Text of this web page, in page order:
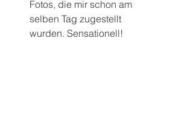
Fotos, die mir schon am
selben Tag zugestellt
wurden. Sensationell!